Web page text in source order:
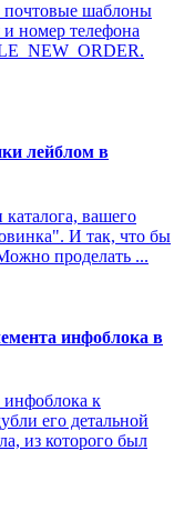
почтовые шаблоны
номер телефона
лейблом в
вашего
И так, что бы
проделать ...
инфоблока в
инфоблока к
его детальной
из которого был